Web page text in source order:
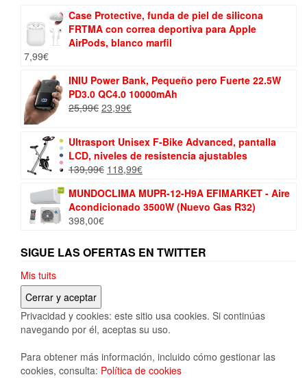
Case Protective, funda de piel de silicona
FRTMA con correa deportiva para Apple
AirPods, blanco marfil
7,99€
INIU Power Bank, Pequeño pero Fuerte 22.5W
PD3.0 QC4.0 10000mAh
25,99€ El
era:
25,99€.
23,99€El
es:
23,99€.
Ultrasport Unisex F-Bike Advanced, pantalla
LCD, niveles de resistencia ajustables
139,99€ El
original
era:
118,99€El
actual
es:
MUNDOCLIMA MUPR-12-H9A EFIMARKET - Aire
Acondicionado 3500W (Nuevo Gas R32)
398,00€
SIGUE LAS OFERTAS EN TWITTER
Mis tuits
Privacidad y cookies: este sitio usa cookies. Si continúas
navegando por él, aceptas su uso.
Para obtener más información, incluido cómo gestionar las
cookies, consulta: Política de cookies